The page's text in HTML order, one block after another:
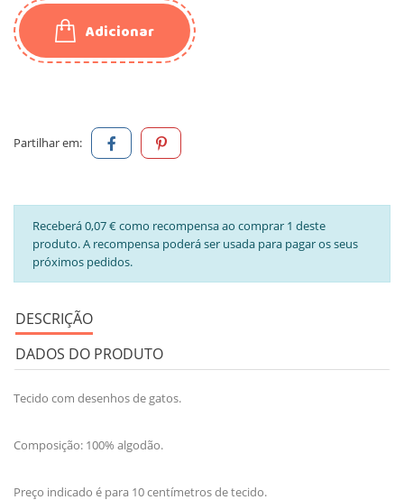
Adicionar
Partilhar em:
Receberá 0,07 € como recompensa ao comprar 1 deste
produto. A recompensa poderá ser usada para pagar os seus
próximos pedidos.
DESCRIÇÃO
DADOS DO PRODUTO
Tecido com desenhos de gatos.
Composição: 100% algodão.
Preço indicado é para 10 centímetros de tecido.